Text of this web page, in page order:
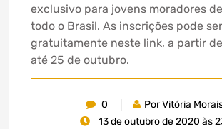
exclusivo para jovens moradores
todo o Brasil. As inscrições pode
gratuitamente neste link, a partir
até 25 de outubro.
0
Por Vitória
13 de outubro de 2020 às